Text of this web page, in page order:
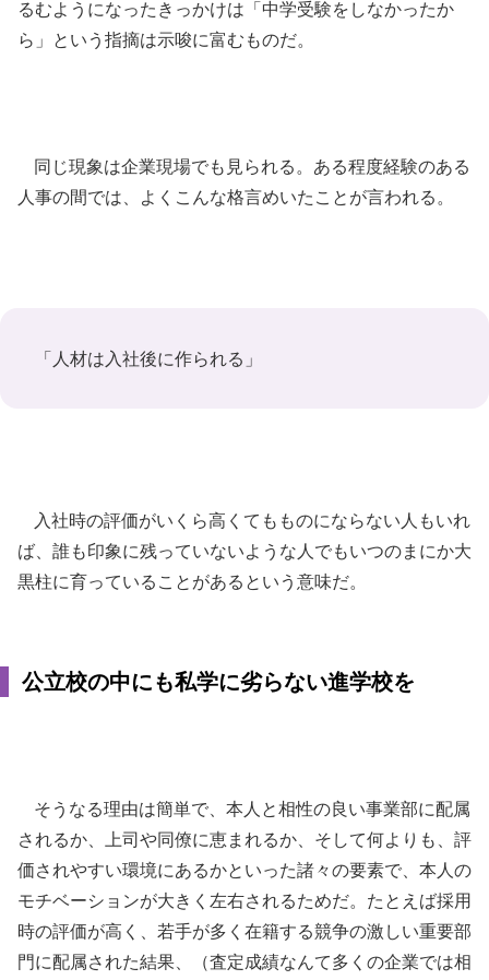
るむようになったきっかけは「中学受験をしなかったか
ら」という指摘は示唆に富むものだ。
同じ現象は企業現場でも見られる。ある程度経験のある
人事の間では、よくこんな格言めいたことが言われる。
「人材は入社後に作られる」
入社時の評価がいくら高くてもものにならない人もいれ
ば、誰も印象に残っていないような人でもいつのまにか大
黒柱に育っていることがあるという意味だ。
公立校の中にも私学に劣らない進学校を
そうなる理由は簡単で、本人と相性の良い事業部に配属
されるか、上司や同僚に恵まれるか、そして何よりも、評
価されやすい環境にあるかといった諸々の要素で、本人の
モチベーションが大きく左右されるためだ。たとえば採用
時の評価が高く、若手が多く在籍する競争の激しい重要部
門に配属された結果、（査定成績なんて多くの企業では相